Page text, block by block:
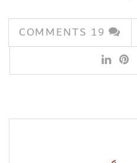
19
COMMENTS